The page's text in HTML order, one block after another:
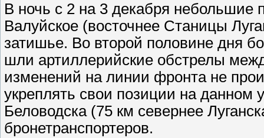
В ночь с 2 на 3 декабря небольшие
Валуйское (восточнее Станицы
затишье. Во второй половине дня
шли артиллерийские обстрелы
изменений на линии фронта не
укреплять свои позиции на данном
Беловодска (75 км севернее
бронетранспортеров.